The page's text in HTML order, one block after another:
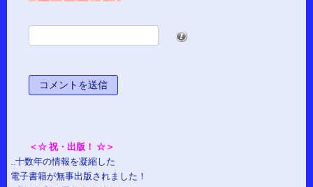
＜☆ 祝・出版！ ☆＞
…十数年の情報を凝縮した
電子書籍が無事出版されました！